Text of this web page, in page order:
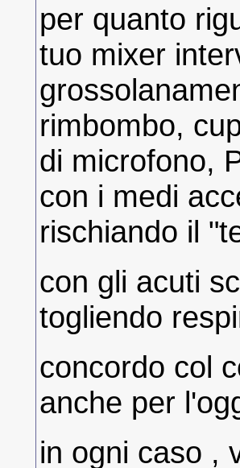
per quanto
tuo mixer
rimbombo,
di microfono,
con i medi
rischiando il
con gli acuti
togliendo
concordo col
anche per
in ogni caso ,